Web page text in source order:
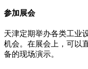
参加展会
天津定期举办各类工业
机会。在展会上，可以
备的现场演示。